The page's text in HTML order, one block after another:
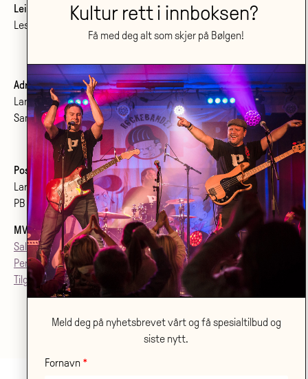
Leie lokale?
Les om konferanser og møtelokaler
Adresse:
Larvik kulturhus Bølgen KF
Sanden 2, 3264 Larvik
Postadresse:
Larvik kulturhus Bølgen KF
PB 2020, 3255 Larvik
MVA : 992079142
Salgsvilkår
Personvern
Tilgjenglighetsærklæring
Kultur rett i innboksen?
Få med deg alt som skjer på Bølgen!
Meld deg på nyhetsbrevet vårt og få spesialtilbud og
siste nytt.
Fornavn